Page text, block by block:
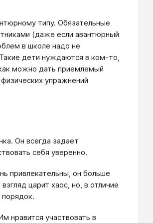
типу. Обязательные
(даже если авантюрный
в школе надо не
дети нуждаются в ком-то,
можно дать приемлемый
упражнений
Он всегда задает
себя уверенно.
привлекательны, он больше
царит хаос, но, в отличие
порядок.
нравится участвовать в